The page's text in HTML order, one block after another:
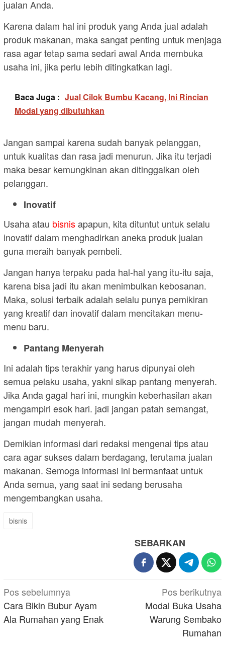
jualan Anda.
Karena dalam hal ini produk yang Anda jual adalah
produk makanan, maka sangat penting untuk menjaga
rasa agar tetap sama sedari awal Anda membuka
usaha ini, jika perlu lebih ditingkatkan lagi.
Baca Juga : Jual Cilok Bumbu Kacang, Ini Rincian
Modal yang dibutuhkan
Jangan sampai karena sudah banyak pelanggan,
untuk kualitas dan rasa jadi menurun. Jika itu terjadi
maka besar kemungkinan akan ditinggalkan oleh
pelanggan.
Inovatif
Usaha atau bisnisapapun, kita dituntut untuk selalu
inovatif dalam menghadirkan aneka produk jualan
guna meraih banyak pembeli.
Jangan hanya terpaku pada hal-hal yang itu-itu saja,
karena bisa jadi itu akan menimbulkan kebosanan.
Maka, solusi terbaik adalah selalu punya pemikiran
yang kreatif dan inovatif dalam mencitakan menu-
menu baru.
Pantang Menyerah
Ini adalah tips terakhir yang harus dipunyai oleh
semua pelaku usaha, yakni sikap pantang menyerah.
Jika Anda gagal hari ini, mungkin keberhasilan akan
mengampiri esok hari. jadi jangan patah semangat,
jangan mudah menyerah.
Demikian informasi dari redaksi mengenai tips atau
cara agar sukses dalam berdagang, terutama jualan
makanan. Semoga informasi ini bermanfaat untuk
Anda semua, yang saat ini sedang berusaha
mengembangkan usaha.
bisnis
SEBARKAN
Navigasi
pos
Pos sebelumnya
Cara Bikin Bubur Ayam
Ala Rumahan yang Enak
Pos berikutnya
Modal Buka Usaha
Warung Sembako
Rumahan